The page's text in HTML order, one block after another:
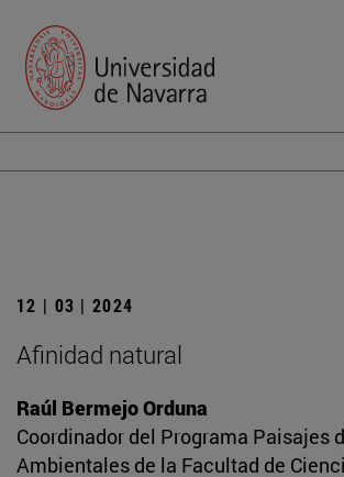
12 | 03 | 2024
Afinidad natural
Raúl Bermejo Orduna
Coordinador del Programa Paisajes
Ambientales de la Facultad de